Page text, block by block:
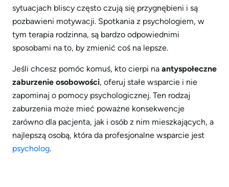
sytuacjach bliscy często czują się przygnębieni i są
pozbawieni motywacji. Spotkania z psychologiem, w
tym terapia rodzinna, są bardzo odpowiednimi
sposobami na to, by zmienić coś na lepsze.
Jeśli chcesz pomóc komuś, kto cierpi na antyspołeczne
zaburzenie osobowości, oferuj stałe wsparcie i nie
zapominaj o pomocy psychologicznej. Ten rodzaj
zaburzenia może mieć poważne konsekwencje
zarówno dla pacjenta, jak i osób z nim mieszkających, a
najlepszą osobą, która da profesjonalne wsparcie jest
psycholog.